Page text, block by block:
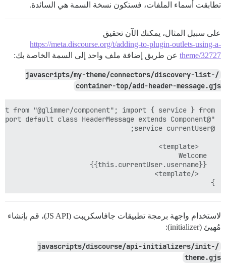
تطابقت أسماء الملفات، فستكون نسخة السمة هي السائدة.
على سبيل المثال، يمكنك الآن تحقيق
https://meta.discourse.org/t/adding-to-plugin-outlets-using-a-
theme/32727 عن طريق إضافة ملف واحد إلى السمة الخاصة بك:
/javascripts/my-theme/connectors/discovery-list-
container-top/add-header-message.gjs
}
لاستخدام واجهة برمجة تطبيقات جافاسكريبت (JS API)، قم بإنشاء
مُهيئ (initializer):
/javascripts/discourse/api-initializers/init-
theme.gjs